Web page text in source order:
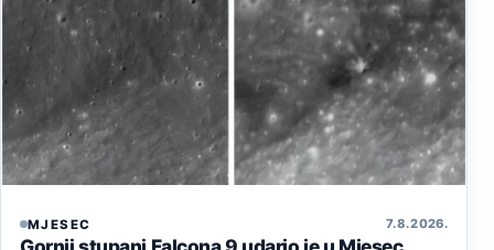
MJESEC 7. 8. 2026.